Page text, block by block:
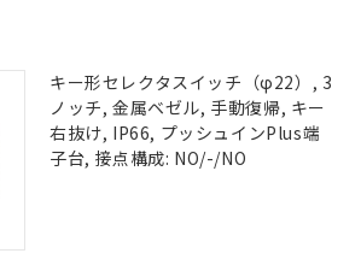
キー形セレクタスイッチ（φ22）, 3
ノッチ, 金属ベゼル, 手動復帰, キー
右抜け, IP66, プッシュインPlus端
子台, 接点構成: NO/-/NO